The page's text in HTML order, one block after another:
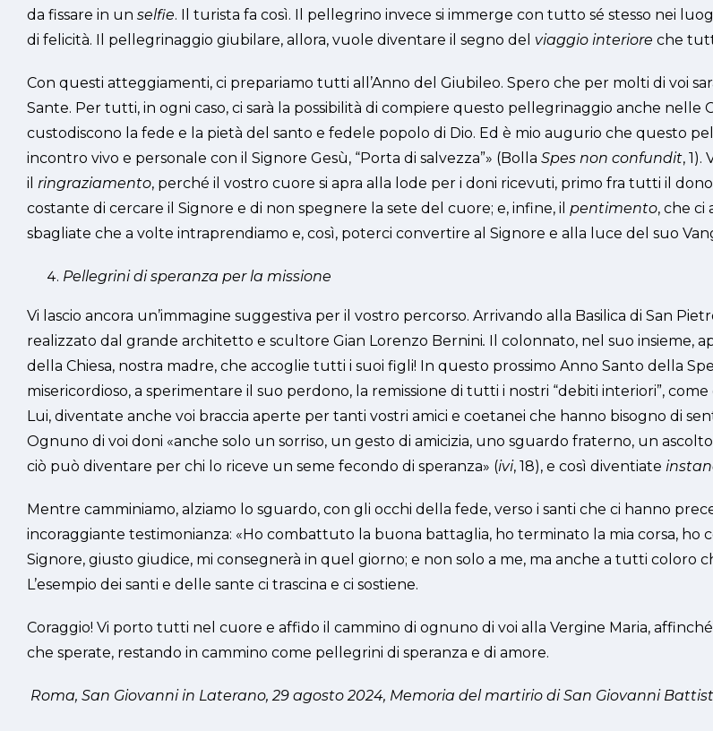
da fissare in un selfie. Il turista fa così. Il pellegrino invece si immerge con tutto sé stesso nei
di felicità. Il pellegrinaggio giubilare, allora, vuole diventare il segno del viaggio interiore che
Con questi atteggiamenti, ci prepariamo tutti all’Anno del Giubileo. Spero che per molti di voi
Sante. Per tutti, in ogni caso, ci sarà la possibilità di compiere questo pellegrinaggio anche
custodiscono la fede e la pietà del santo e fedele popolo di Dio. Ed è mio augurio che questo
incontro vivo e personale con il Signore Gesù, “Porta di salvezza”» (Bolla Spes non confundit,
il ringraziamento, perché il vostro cuore si apra alla lode per i doni ricevuti, primo fra tutti il
costante di cercare il Signore e di non spegnere la sete del cuore; e, infine, il pentimento, che ci
sbagliate che a volte intraprendiamo e, così, poterci convertire al Signore e alla luce del suo
Pellegrini di speranza per la missione
Vi lascio ancora un’immagine suggestiva per il vostro percorso. Arrivando alla Basilica di San
realizzato dal grande architetto e scultore Gian Lorenzo Bernini. Il colonnato, nel suo insieme,
della Chiesa, nostra madre, che accoglie tutti i suoi figli! In questo prossimo Anno Santo della
misericordioso, a sperimentare il suo perdono, la remissione di tutti i nostri “debiti interiori”,
Lui, diventate anche voi braccia aperte per tanti vostri amici e coetanei che hanno bisogno di
Ognuno di voi doni «anche solo un sorriso, un gesto di amicizia, uno sguardo fraterno, un
ciò può diventare per chi lo riceve un seme fecondo di speranza» (ivi, 18), e così diventiate
Mentre camminiamo, alziamo lo sguardo, con gli occhi della fede, verso i santi che ci hanno
incoraggiante testimonianza: «Ho combattuto la buona battaglia, ho terminato la mia corsa, ho
Signore, giusto giudice, mi consegnerà in quel giorno; e non solo a me, ma anche a tutti coloro
L’esempio dei santi e delle sante ci trascina e ci sostiene.
Coraggio! Vi porto tutti nel cuore e affido il cammino di ognuno di voi alla Vergine Maria,
che sperate, restando in cammino come pellegrini di speranza e di amore.
Roma, San Giovanni in Laterano, 29 agosto 2024, Memoria del martirio di San Giovanni